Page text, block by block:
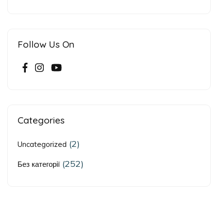
Follow Us On
Categories
Uncategorized (2)
Без категорії (252)